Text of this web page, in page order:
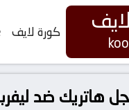
كورة لايف
هاتريك ضد